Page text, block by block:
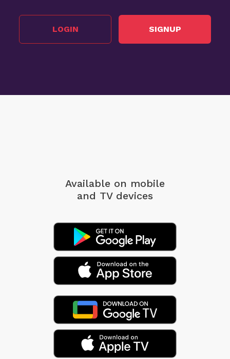
LOGIN SIGNUP
Available on mobile
and TV devices